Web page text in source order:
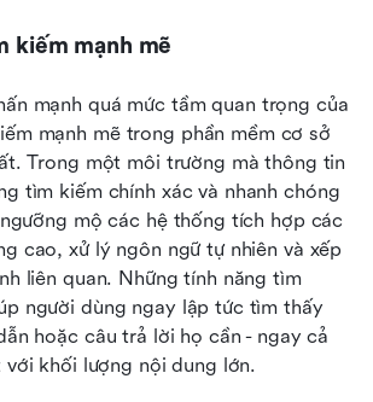
kiếm mạnh mẽ
mạnh quá mức tầm quan trọng của
mạnh mẽ trong phần mềm cơ sở
Trong một môi trường mà thông tin
tìm kiếm chính xác và nhanh chóng
mộ các hệ thống tích hợp các
cao, xử lý ngôn ngữ tự nhiên và xếp
liên quan. Những tính năng tìm
người dùng ngay lập tức tìm thấy
hoặc câu trả lời họ cần - ngay cả
khối lượng nội dung lớn.